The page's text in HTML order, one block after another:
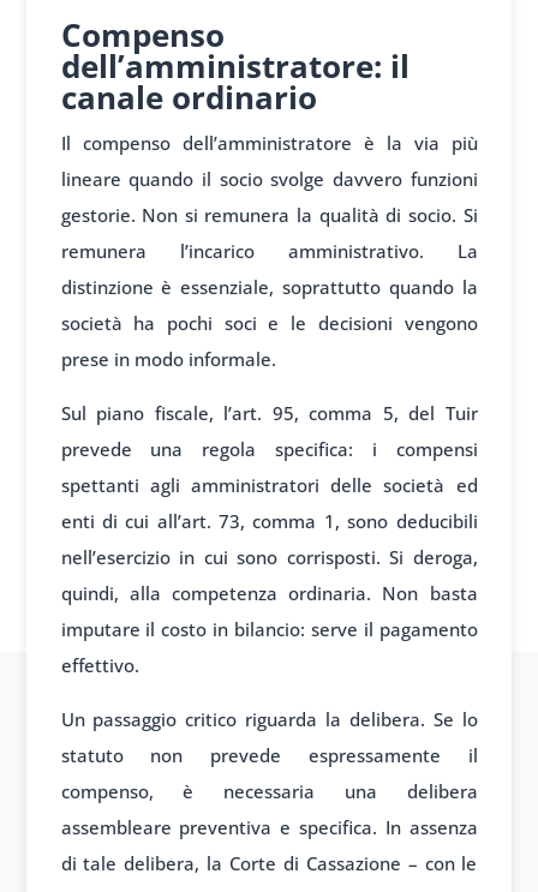
Compenso
dell’amministratore: il
canale ordinario
Il compenso dell’amministratore è la via più
lineare quando il socio svolge davvero funzioni
gestorie. Non si remunera la qualità di socio. Si
remunera l’incarico amministrativo. La
distinzione è essenziale, soprattutto quando la
società ha pochi soci e le decisioni vengono
prese in modo informale.
Sul piano fiscale, l’art. 95, comma 5, del Tuir
prevede una regola specifica: i compensi
spettanti agli amministratori delle società ed
enti di cui all’art. 73, comma 1, sono deducibili
nell’esercizio in cui sono corrisposti. Si deroga,
quindi, alla competenza ordinaria. Non basta
imputare il costo in bilancio: serve il pagamento
effettivo.
Un passaggio critico riguarda la delibera. Se lo
statuto non prevede espressamente il
compenso, è necessaria una delibera
assembleare preventiva e specifica. In assenza
di tale delibera, la Corte di Cassazione – con le